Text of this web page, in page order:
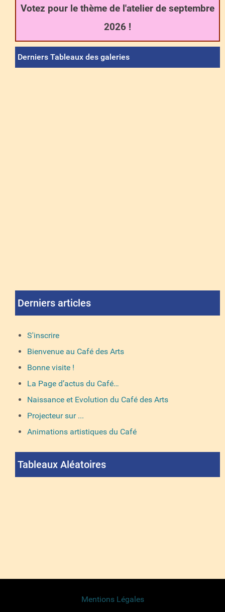
Votez pour le thème de l'atelier de septembre
2026 !
Derniers Tableaux des galeries
Derniers articles
S'inscrire
Bienvenue au Café des Arts
Bonne visite !
La Page d’actus du Café…
Naissance et Evolution du Café des Arts
Projecteur sur ...
Animations artistiques du Café
Tableaux Aléatoires
Mentions Légales